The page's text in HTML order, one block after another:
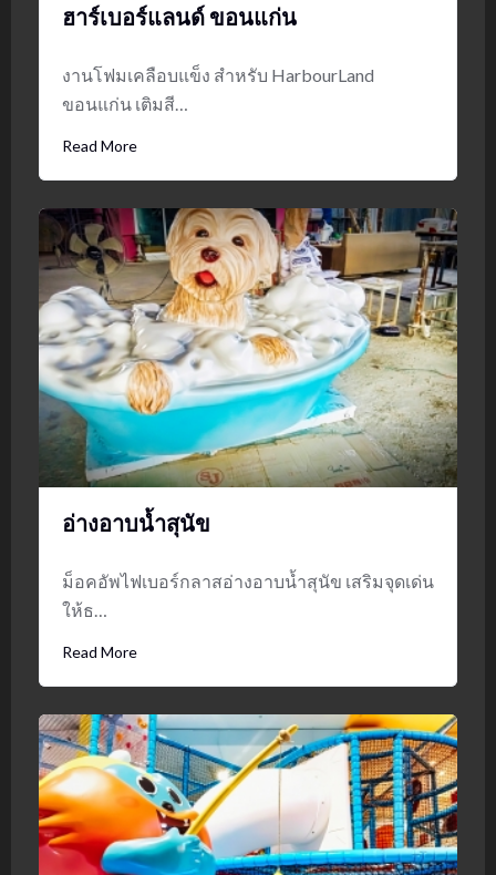
ฮาร์เบอร์แลนด์ ขอนแก่น
งานโฟมเคลือบแข็ง สำหรับ HarbourLand
ขอนแก่น เติมสี…
Read More
อ่างอาบน้ำสุนัข
ม็อคอัพไฟเบอร์กลาสอ่างอาบน้ำสุนัข เสริมจุดเด่น
ให้ธ…
Read More